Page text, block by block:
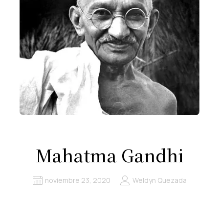
Mahatma Gandhi
noviembre 23, 2020 Weldyn Quezada